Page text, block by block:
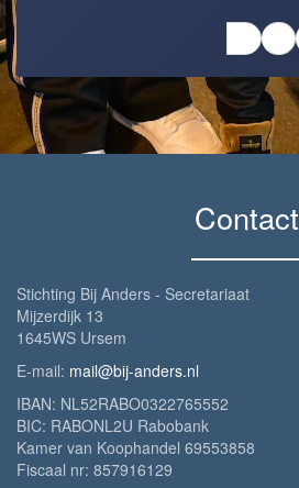
Contact
Stichting Bij Anders - Secretariaat
Mijzerdijk 13
1645WS Ursem
E-mail: mail@bij-anders.nl
IBAN: NL52RABO0322765552
BIC: RABONL2U Rabobank
Kamer van Koophandel 69553858
Fiscaal nr: 857916129